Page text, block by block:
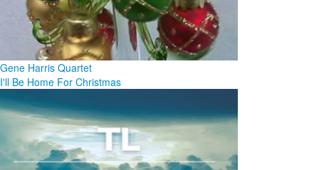
Gene Harris Quartet
I'll Be Home For Christmas